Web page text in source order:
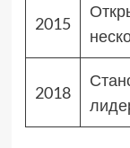
2015
2018